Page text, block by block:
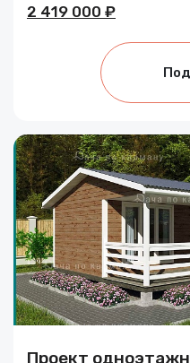
2 419 000 ₽
Проект